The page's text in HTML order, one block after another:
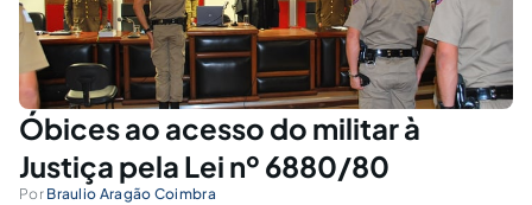
Óbices ao acesso do militar à
Justiça pela Lei nº 6880/80
Por Braulio Aragão Coimbra